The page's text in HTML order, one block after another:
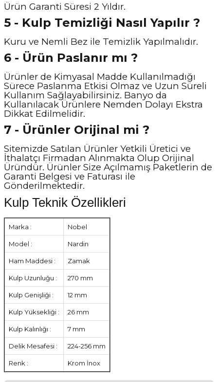
Ürün Garanti Süresi 2 Yıldır.
5 - Kulp Temizliği Nasıl Yapılır ?
Kuru ve Nemli Bez ile Temizlik Yapılmalıdır.
6 - Ürün Paslanır mı ?
Ürünler de Kimyasal Madde Kullanılmadığı
Sürece Paslanma Etkisi Olmaz ve Uzun Süreli
Kullanım Sağlayabilirsiniz. Banyo da
Kullanılacak Ürünlere Nemden Dolayı Ekstra
Dikkat Edilmelidir.
7 - Ürünler Orijinal mi ?
Sitemizde Satılan Ürünler Yetkili Üretici ve
İthalatçı Firmadan Alınmakta Olup Orijinal
Üründür. Ürünler Size Açılmamış Paketlerin de
Garanti Belgesi ve Faturası ile
Gönderilmektedir.
Kulp Teknik Özellikleri
Marka : Nobel
Model : Nardin
Ham Maddesi : Zamak
Kulp Uzunluğu : 270 mm
Kulp Genişliği : 12 mm
Kulp Yüksekliği : 26 mm
Kulp Kalınlığı : 7 mm
Delik Mesafesi : 224-256 mm
Renk : Krom İnox